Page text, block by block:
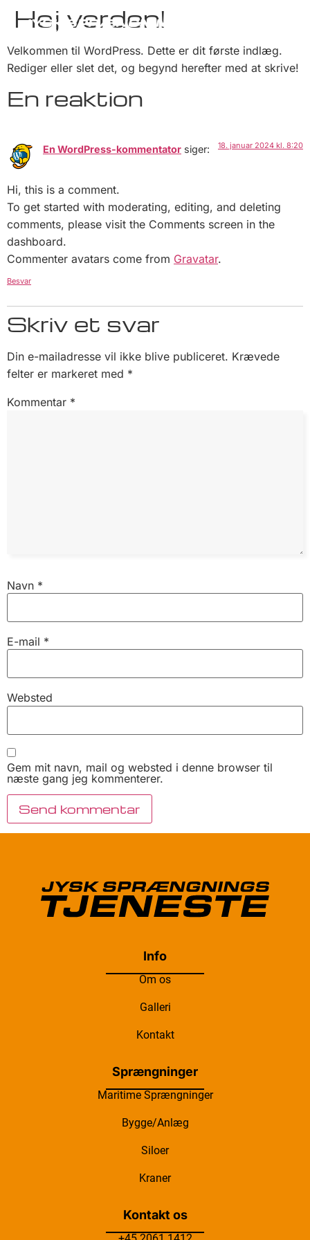
Hej verden!
Velkommen til WordPress. Dette er dit første indlæg.
Rediger eller slet det, og begynd herefter med at skrive!
En reaktion
En WordPress-kommentator siger: 18. januar 2024 kl. 8:20
Hi, this is a comment.
To get started with moderating, editing, and deleting
comments, please visit the Comments screen in the
dashboard.
Commenter avatars come from Gravatar.
Besvar
Skriv et svar
Din e-mailadresse vil ikke blive publiceret. Krævede
felter er markeret med *
Kommentar *
Navn *
E-mail *
Websted
Gem mit navn, mail og websted i denne browser til
næste gang jeg kommenterer.
Info
Om os
Galleri
Kontakt
Sprængninger
Maritime Sprængninger
Bygge/Anlæg
Siloer
Kraner
Kontakt os